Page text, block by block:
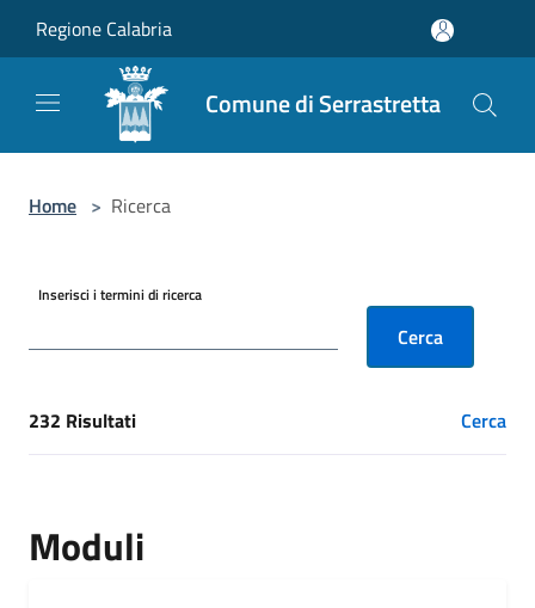
Regione Calabria
Comune di Serrastretta
Home > Ricerca
Inserisci i termini di ricerca
Cerca
[results] Risultati
232 Risultati Cerca
Moduli